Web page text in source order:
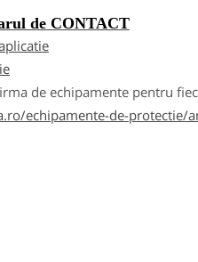
de CONTACT
de echipamente pentru
echipamente-de-protectie/